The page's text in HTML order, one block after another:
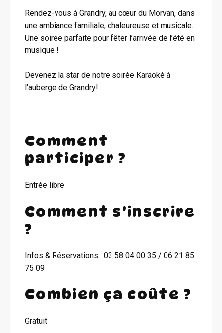
Rendez-vous à Grandry, au cœur du Morvan, dans
une ambiance familiale, chaleureuse et musicale.
Une soirée parfaite pour fêter l’arrivée de l’été en
musique !
Devenez la star de notre soirée Karaoké à
l'auberge de Grandry!
Comment
participer ?
Entrée libre
Comment s'inscrire
?
Infos & Réservations : 03 58 04 00 35 / 06 21 85
75 09
Combien ça coûte ?
Gratuit